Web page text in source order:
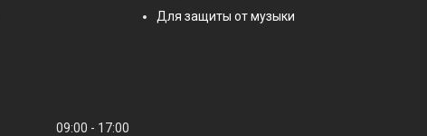
Для защиты от музыки
09:00
17:00